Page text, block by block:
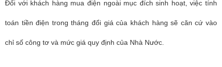
Đối với khách hàng mua điện ngoài mục đích sinh hoạt, việc tính
toán tiền điện trong tháng đổi giá của khách hàng sẽ căn cứ vào
chỉ số công tơ và mức giá quy định của Nhà Nước.